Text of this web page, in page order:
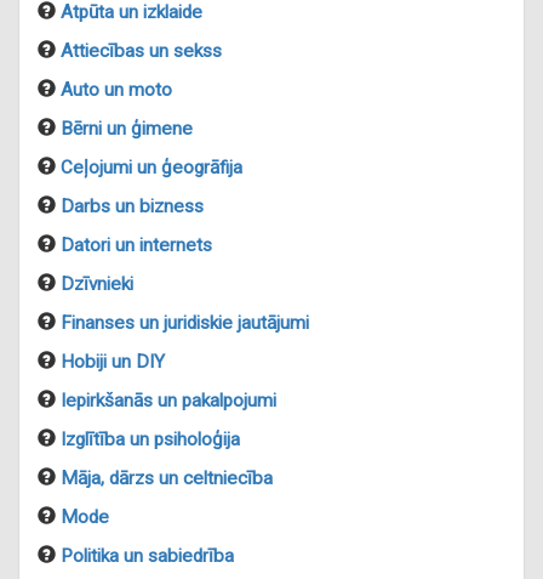
Atpūta un izklaide
Attiecības un sekss
Auto un moto
Bērni un ģimene
Ceļojumi un ģeogrāfija
Darbs un bizness
Datori un internets
Dzīvnieki
Finanses un juridiskie jautājumi
Hobiji un DIY
Iepirkšanās un pakalpojumi
Izglītība un psiholoģija
Māja, dārzs un celtniecība
Mode
Politika un sabiedrība